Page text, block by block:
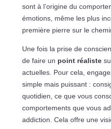
sont à l’origine du
émotions, même les plus
première pierre sur le
Une fois la prise de
de faire un point réaliste
actuelles. Pour cela,
simple mais puissant :
quotidien, ce que vous
comportements que vous
addiction. Cela offre une